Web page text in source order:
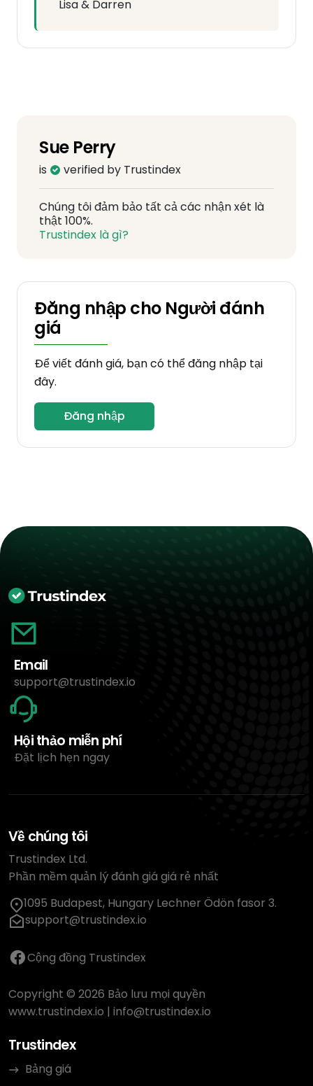
Lisa & Darren
Sue Perry
is verified by Trustindex
Chúng tôi đảm bảo tất cả các nhận xét là
thật 100%.
Trustindex là gì?
Đăng nhập cho Người đánh
giá
Để viết đánh giá, bạn có thể đăng nhập tại
đây.
Đăng nhập
Email
support@trustindex.io
Hội thảo miễn phí
Đặt lịch hẹn ngay
Về chúng tôi
Trustindex Ltd.
Phần mềm quản lý đánh giá giá rẻ nhất
1095 Budapest, Hungary Lechner Ödön fasor 3.
support@trustindex.io
Cộng đồng Trustindex
Copyright © 2026 Bảo lưu mọi quyền
www.trustindex.io | info@trustindex.io
Trustindex
Bảng giá